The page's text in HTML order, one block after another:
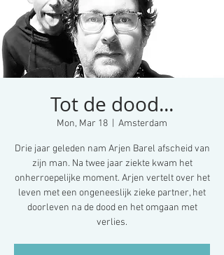
Tot de dood...
Mon, Mar 18 Amsterdam
Drie jaar geleden nam Arjen Barel afscheid van
zijn man. Na twee jaar ziekte kwam het
onherroepelijke moment. Arjen vertelt over het
leven met een ongeneeslijk zieke partner, het
doorleven na de dood en het omgaan met
verlies.